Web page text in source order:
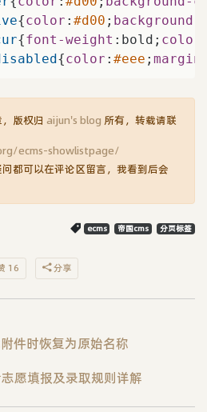
{color : #d00 ;
{font-weight :bold; color
{color : #eee ;
版权归 aijun's blog 所有，转载请联
ecms-showlistpage/
都可以在评论区留言，我看到后会
ecms 帝国cms 分页标签
16 分享
件时恢复为原始名称
愿填报及录取规则详解